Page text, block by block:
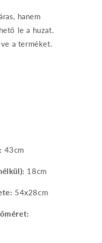
hanem
le a huzat.
a terméket.
43cm
18cm
54x28cm